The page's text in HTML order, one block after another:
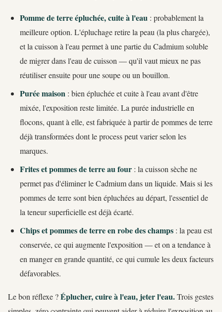
Pomme de terre épluchée, cuite à l'eau : probablement la
meilleure option. L'épluchage retire la peau (la plus chargée),
et la cuisson à l'eau permet à une partie du Cadmium soluble
de migrer dans l'eau de cuisson — qu'il vaut mieux ne pas
réutiliser ensuite pour une soupe ou un bouillon.
Purée maison : bien épluchée et cuite à l'eau avant d'être
mixée, l'exposition reste limitée. La purée industrielle en
flocons, quant à elle, est fabriquée à partir de pommes de terre
déjà transformées dont le process peut varier selon les
marques.
Frites et pommes de terre au four : la cuisson sèche ne
permet pas d'éliminer le Cadmium dans un liquide. Mais si les
pommes de terre sont bien épluchées au départ, l'essentiel de
la teneur superficielle est déjà écarté.
Chips et pommes de terre en robe des champs : la peau est
conservée, ce qui augmente l'exposition — et on a tendance à
en manger en grande quantité, ce qui cumule les deux facteurs
défavorables.
Le bon réflexe ?Éplucher, cuire à l'eau, jeter l'eau.Trois gestes